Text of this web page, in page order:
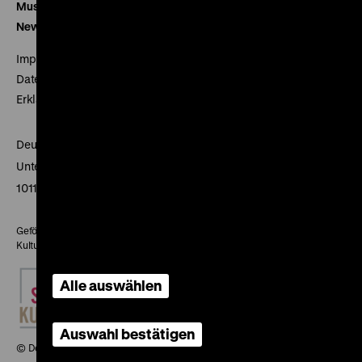
Museumsverein
Newsletter
Impressum
Datenschutz
Erklärung digitale Barrierefreiheit
Deutsches Historisches Museum
Unter den Linden 2
10117 Berlin
Gefördert mit Mitteln des Beauftragten der Bundesregierung für
Kultur und Medien
© Deutsches Historisches Museum, 2026
Alle auswählen
Auswahl bestätigen